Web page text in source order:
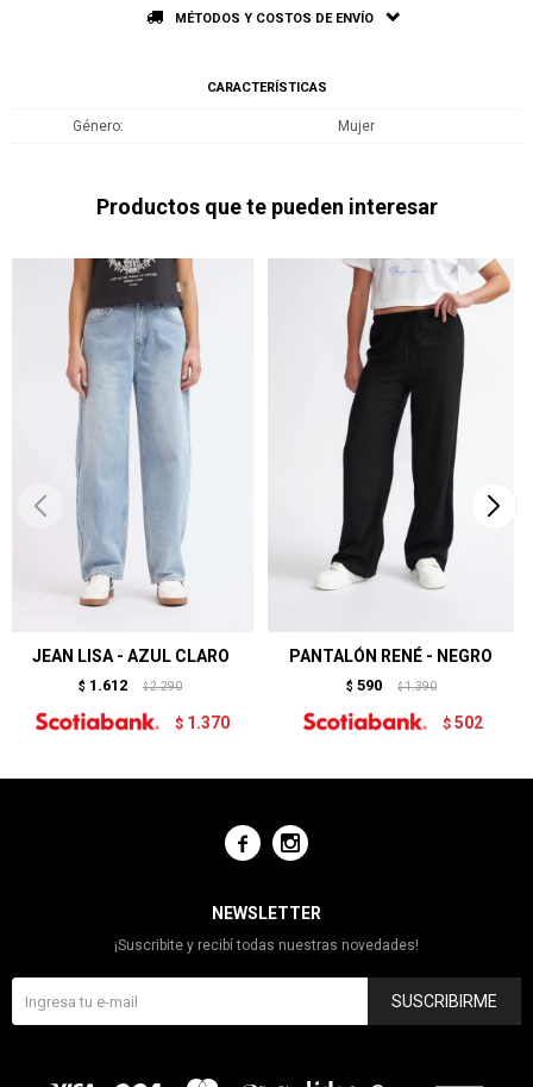
MÉTODOS Y COSTOS DE ENVÍO
CARACTERÍSTICAS
Género Mujer
Productos que te pueden interesar
JEAN LISA - AZUL CLARO
$ 1.612 $ 2.290
$ 1.370
PANTALÓN RENÉ - NEGRO
$ 590 $ 1.390
$ 502
 
NEWSLETTER
¡Suscribite y recibí todas nuestras novedades!
SUSCRIBIRME